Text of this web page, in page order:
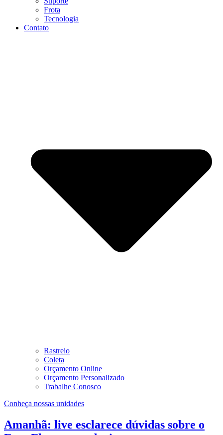
Frota
Tecnologia
Contato
Rastreio
Coleta
Orçamento Online
Orçamento Personalizado
Trabalhe Conosco
Conheça nossas unidades
Amanhã: live esclarece dúvidas sobre o